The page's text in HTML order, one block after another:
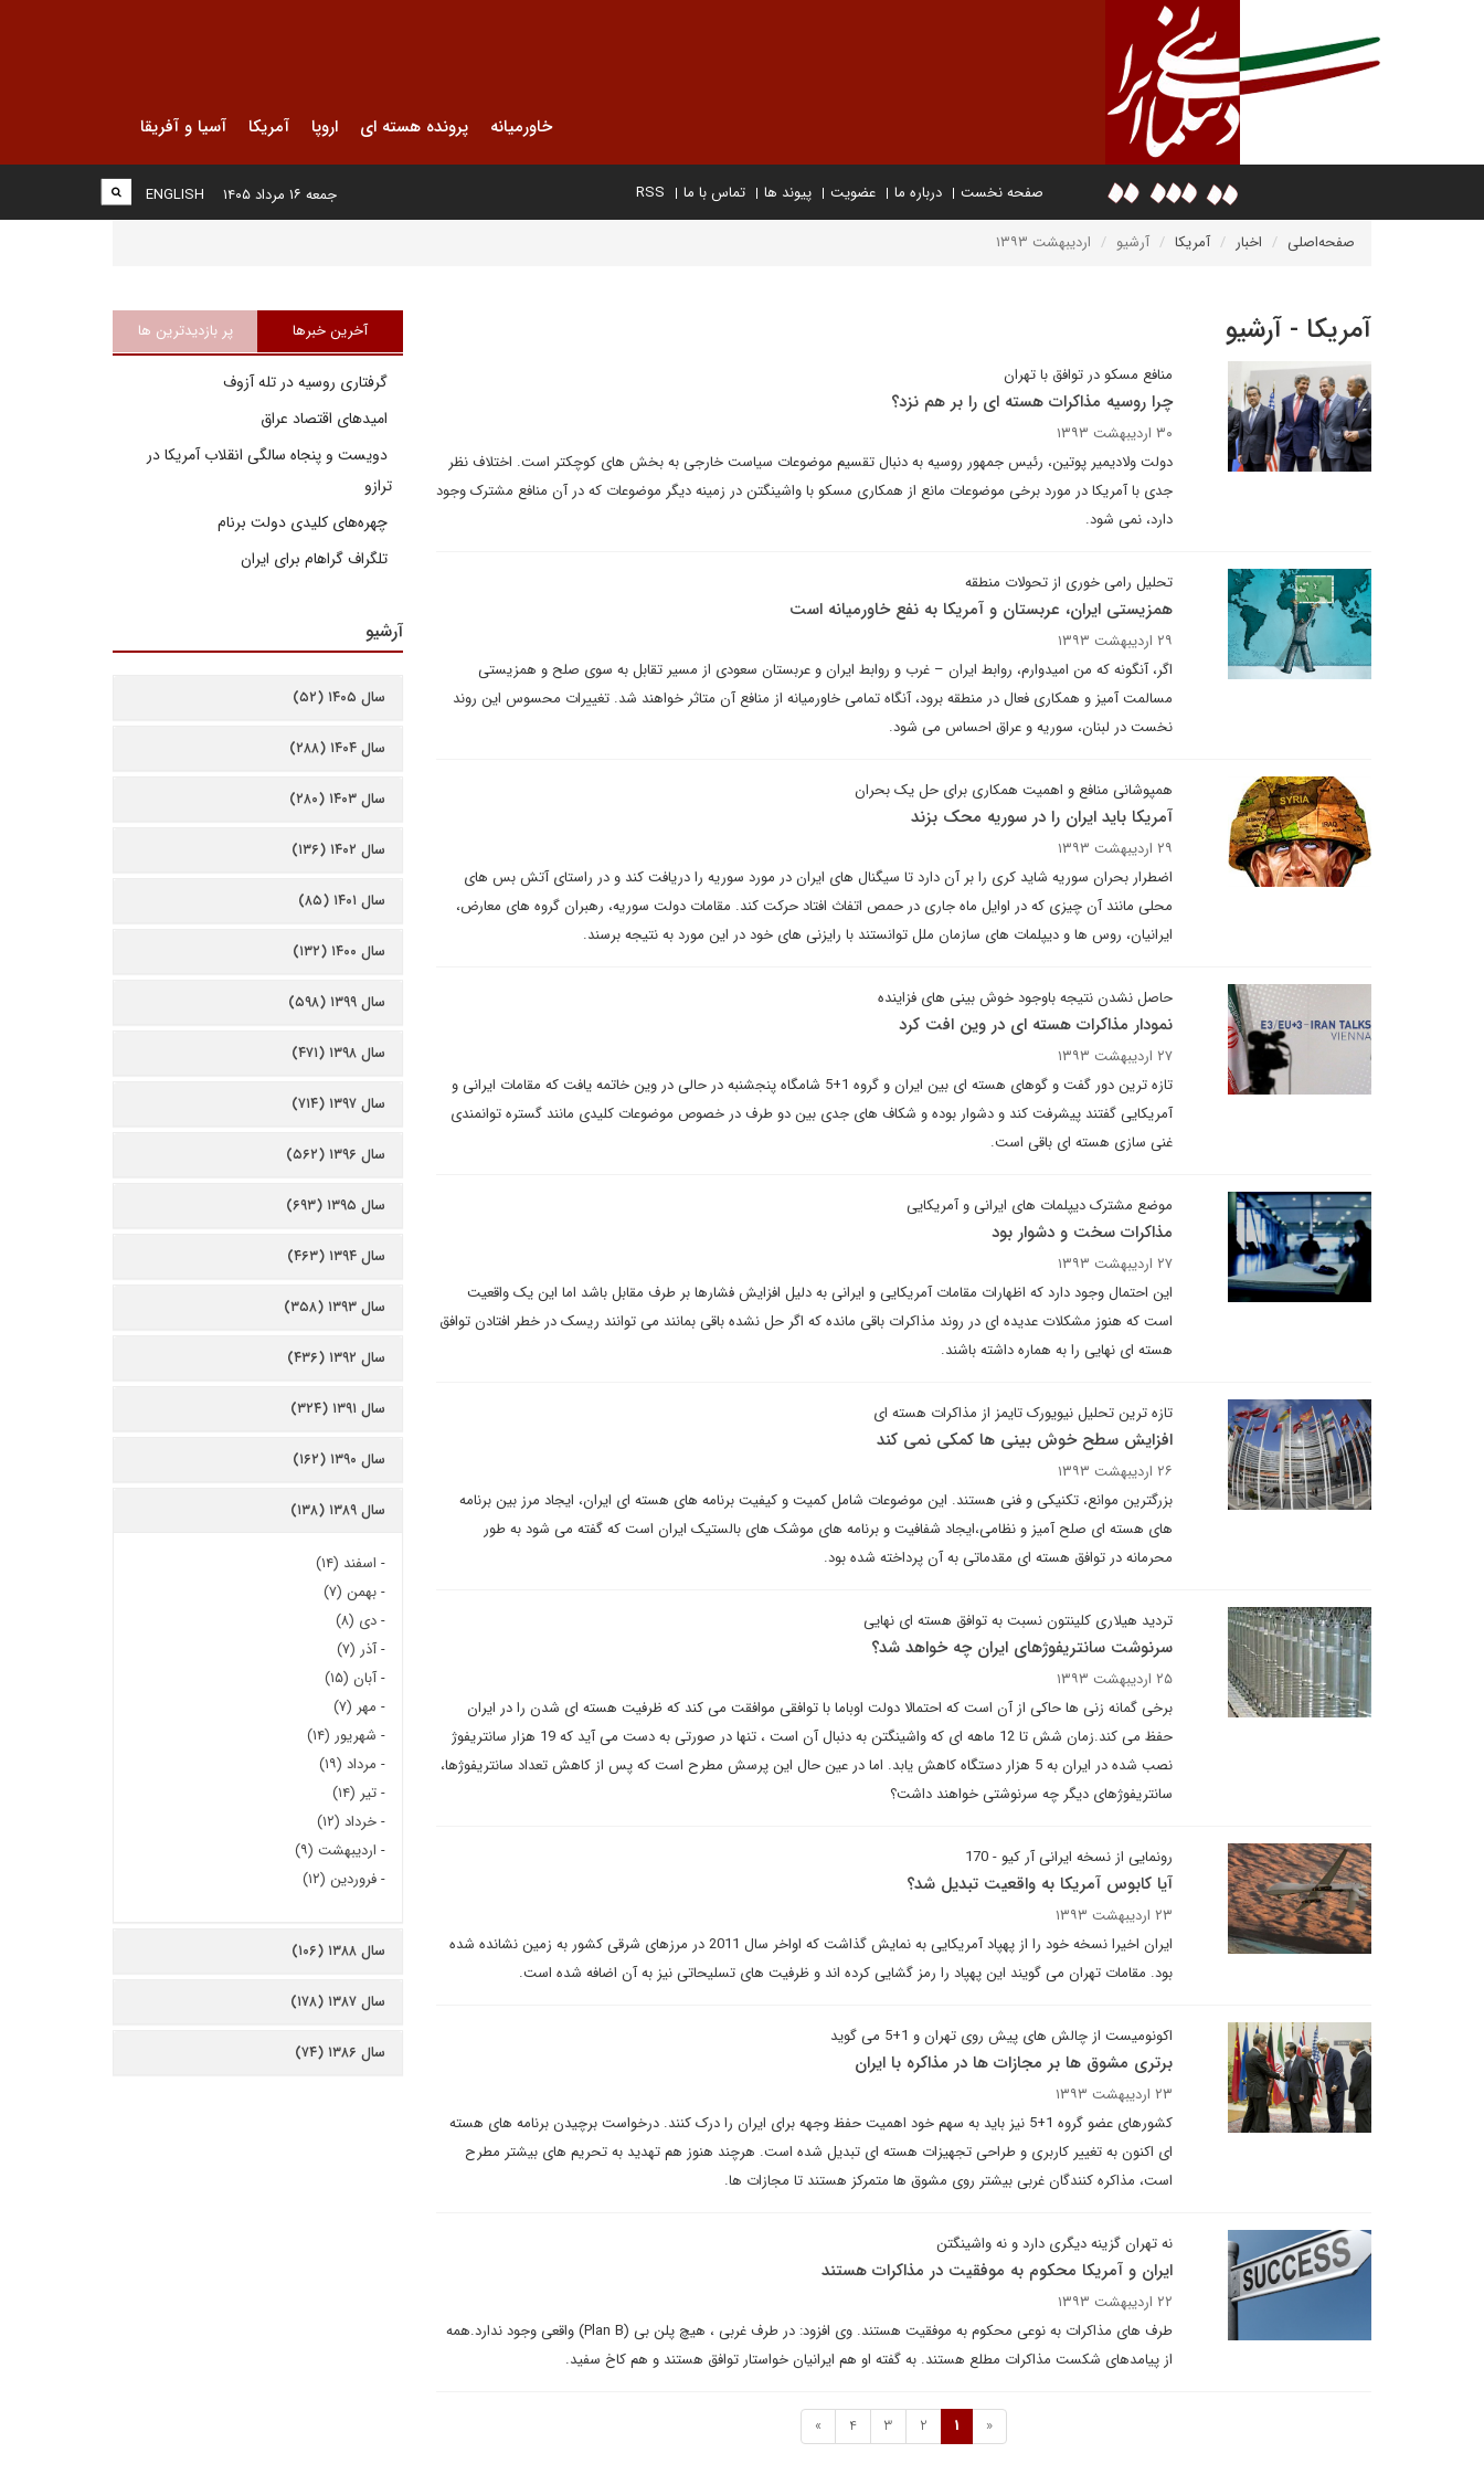
خاورمیانه پرونده هسته ای اروپا آمریکا آسیا و آفریقا
صفحه نخست درباره ما عضویت پیوند ها تماس با ما RSS
ENGLISH جمعه ۱۶ مرداد ۱۴۰۵
صفحه‌اصلی اخبار آمریکا آرشیو اردیبهشت ۱۳۹۳
آمریکا - آرشیو
منافع مسکو در توافق با تهران
چرا روسیه مذاکرات هسته ای را بر هم نزد؟
۳۰ اردیبهشت ۱۳۹۳
دولت ولادیمیر پوتین، رئیس جمهور روسیه به دنبال تقسیم موضوعات سیاست خارجی به بخش های کوچکتر است. اختلاف نظر
جدی با آمریکا در مورد برخی موضوعات مانع از همکاری مسکو با واشینگتن در زمینه دیگر موضوعات که در آن منافع مشترک وجود
دارد، نمی شود.
تحلیل رامی خوری از تحولات منطقه
همزیستی ایران، عربستان و آمریکا به نفع خاورمیانه است
۲۹ اردیبهشت ۱۳۹۳
اگر، آنگونه که من امیدوارم، روابط ایران – غرب و روابط ایران و عربستان سعودی از مسیر تقابل به سوی صلح و همزیستی
مسالمت آمیز و همکاری فعال در منطقه برود، آنگاه تمامی خاورمیانه از منافع آن متاثر خواهند شد. تغییرات محسوس این روند
نخست در لبنان، سوریه و عراق احساس می شود.
همپوشانی منافع و اهمیت همکاری برای حل یک بحران
آمریکا باید ایران را در سوریه محک بزند
۲۹ اردیبهشت ۱۳۹۳
اضطرار بحران سوریه شاید کری را بر آن دارد تا سیگنال های ایران در مورد سوریه را دریافت کند و در راستای آتش بس های
محلی مانند آن چیزی که در اوایل ماه جاری در حمص اتفاث افتاد حرکت کند. مقامات دولت سوریه، رهبران گروه های معارض،
ایرانیان، روس ها و دیپلمات های سازمان ملل توانستند با رایزنی های خود در این مورد به نتیجه برسند.
حاصل نشدن نتیجه باوجود خوش بینی های فزاینده
نمودار مذاکرات هسته ای در وین افت کرد
۲۷ اردیبهشت ۱۳۹۳
تازه ترین دور گفت و گوهای هسته ای بین ایران و گروه 1+5 شامگاه پنجشنبه در حالی در وین خاتمه یافت که مقامات ایرانی و
آمریکایی گفتند پیشرفت کند و دشوار بوده و شکاف های جدی بین دو طرف در خصوص موضوعات کلیدی مانند گستره توانمندی
غنی سازی هسته ای باقی است.
موضع مشترک دیپلمات های ایرانی و آمریکایی
مذاکرات سخت و دشوار بود
۲۷ اردیبهشت ۱۳۹۳
این احتمال وجود دارد که اظهارات مقامات آمریکایی و ایرانی به دلیل افزایش فشارها بر طرف مقابل باشد اما این یک واقعیت
است که هنوز مشکلات عدیده ای در روند مذاکرات باقی مانده که اگر حل نشده باقی بمانند می توانند ریسک در خطر افتادن توافق
هسته ای نهایی را به هماره داشته باشند.
تازه ترین تحلیل نیویورک تایمز از مذاکرات هسته ای
افزایش سطح خوش بینی ها کمکی نمی کند
۲۶ اردیبهشت ۱۳۹۳
بزرگترین موانع، تکنیکی و فنی هستند. این موضوعات شامل کمیت و کیفیت برنامه های هسته ای ایران، ایجاد مرز بین برنامه
های هسته ای صلح آمیز و نظامی،ایجاد شفافیت و برنامه های موشک های بالستیک ایران است که گفته می شود به طور
محرمانه در توافق هسته ای مقدماتی به آن پرداخته شده بود.
تردید هیلاری کلینتون نسبت به توافق هسته ای نهایی
سرنوشت سانتریفوژهای ایران چه خواهد شد؟
۲۵ اردیبهشت ۱۳۹۳
برخی گمانه زنی ها حاکی از آن است که احتمالا دولت اوباما با توافقی موافقت می کند که ظرفیت هسته ای شدن را در ایران
حفظ می کند.زمان شش تا 12 ماهه ای که واشینگتن به دنبال آن است ، تنها در صورتی به دست می آید که 19 هزار سانتریفوژ
نصب شده در ایران به 5 هزار دستگاه کاهش یابد. اما در عین حال این پرسش مطرح است که پس از کاهش تعداد سانتریفوژها،
سانتریفوژهای دیگر چه سرنوشتی خواهند داشت؟
رونمایی از نسخه ایرانی آر کیو - 170
آیا کابوس آمریکا به واقعیت تبدیل شد؟
۲۳ اردیبهشت ۱۳۹۳
ایران اخیرا نسخه خود را از پهپاد آمریکایی به نمایش گذاشت که اواخر سال 2011 در مرزهای شرقی کشور به زمین نشانده شده
بود. مقامات تهران می گویند این پهپاد را رمز گشایی کرده اند و ظرفیت های تسلیحاتی نیز به آن اضافه شده است.
اکونومیست از چالش های پیش روی تهران و 1+5 می گوید
برتری مشوق ها بر مجازات ها در مذاکره با ایران
۲۳ اردیبهشت ۱۳۹۳
کشورهای عضو گروه 1+5 نیز باید به سهم خود اهمیت حفظ وجهه برای ایران را درک کنند. درخواست برچیدن برنامه های هسته
ای اکنون به تغییر کاربری و طراحی تجهیزات هسته ای تبدیل شده است. هرچند هنوز هم تهدید به تحریم های بیشتر مطرح
است، مذاکره کنندگان غربی بیشتر روی مشوق ها متمرکز هستند تا مجازات ها.
نه تهران گزینه دیگری دارد و نه واشینگتن
ایران و آمریکا محکوم به موفقیت در مذاکرات هستند
۲۲ اردیبهشت ۱۳۹۳
طرف های مذاکرات به نوعی محکوم به موفقیت هستند. وی افزود: در طرف غربی ، هیچ پلن بی (Plan B) واقعی وجود ندارد.همه
از پیامدهای شکست مذاکرات مطلع هستند. به گفته او هم ایرانیان خواستار توافق هستند و هم کاخ سفید.
«
1
2
3
4
»
آخرین خبرها پر بازدیدترین ها
گرفتاری روسیه در تله آزوف
امیدهای اقتصاد عراق
دویست و پنجاه سالگی انقلاب آمریکا در
ترازو
چهره‌های کلیدی دولت برنام
تلگراف گراهام برای ایران
آرشیو
سال ۱۴۰۵ (۵۲)
سال ۱۴۰۴ (۲۸۸)
سال ۱۴۰۳ (۲۸۰)
سال ۱۴۰۲ (۱۳۶)
سال ۱۴۰۱ (۸۵)
سال ۱۴۰۰ (۱۳۲)
سال ۱۳۹۹ (۵۹۸)
سال ۱۳۹۸ (۴۷۱)
سال ۱۳۹۷ (۷۱۴)
سال ۱۳۹۶ (۵۶۲)
سال ۱۳۹۵ (۶۹۳)
سال ۱۳۹۴ (۴۶۳)
سال ۱۳۹۳ (۳۵۸)
سال ۱۳۹۲ (۴۳۶)
سال ۱۳۹۱ (۳۲۴)
سال ۱۳۹۰ (۱۶۲)
سال ۱۳۸۹ (۱۳۸)
- اسفند (۱۴)
-بهمن (۷)
-دی (۸)
-آذر (۷)
-آبان (۱۵)
- مهر (۷)
- شهریور (۱۴)
- مرداد (۱۹)
-تیر (۱۴)
-خرداد (۱۲)
- اردیبهشت (۹)
-فروردین (۱۲)
سال ۱۳۸۸ (۱۰۶)
سال ۱۳۸۷ (۱۷۸)
سال ۱۳۸۶ (۷۴)